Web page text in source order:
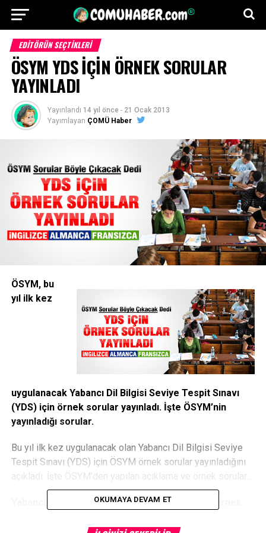
EDITÖRÜN SEÇTIKLERI
ÖSYM YDS İÇİN ÖRNEK SORULAR
YAYINLADI
Yayınlandı 14 yıl önce - 21 Ocak 2013
Yayımlayan ÇOMÜ Haber
ÖSYM, bu
yıl ilk kez
uygulanacak Yabancı Dil Bilgisi Seviye Tespit Sınavı
(YDS) için örnek sorular yayınladı. İşte ÖSYM’nin
yayınladığı sorular.
Bu yıl ilk kez uygulanacak olan Yabancı Dil Bilgisi Seviye
Tespit Sınavı (YDS) için ÖSYM örnek sorular yayınladığını
açıkladı. İşte ÖSYM’den yapılan açıklama ve örnek sorular…
Yabancı Dil Bilgisi Seviye Tespit Sınavı (YDS): Örnek
OKUMAYA DEVAM ET